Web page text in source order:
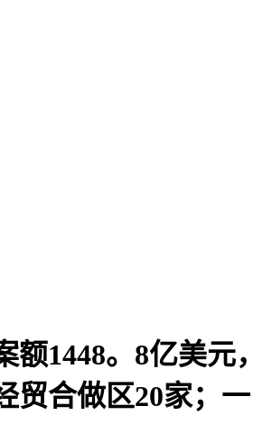
1448。8亿美元，
贸合做区20家；一